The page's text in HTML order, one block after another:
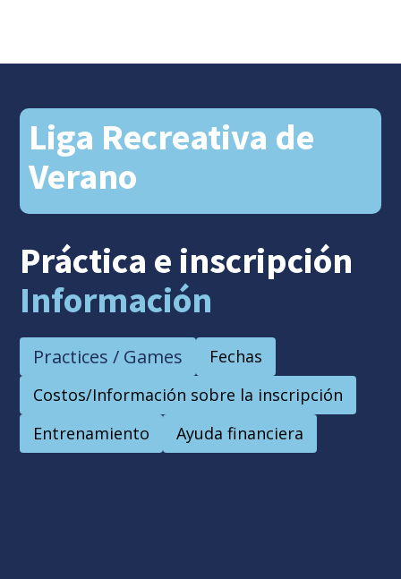
Liga Recreativa de
Verano
Práctica e inscripción
Información
Practices / Games
Fechas
Costos/Información sobre la inscripción
Entrenamiento
Ayuda financiera